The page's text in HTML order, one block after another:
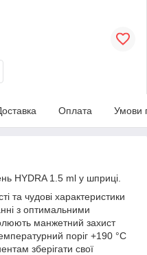
Оплата Умови
HYDRA 1.5 ml у шприці.
та чудові характеристики
з оптимальними
манжетний захист
поріг +190 °C
зберігати свої